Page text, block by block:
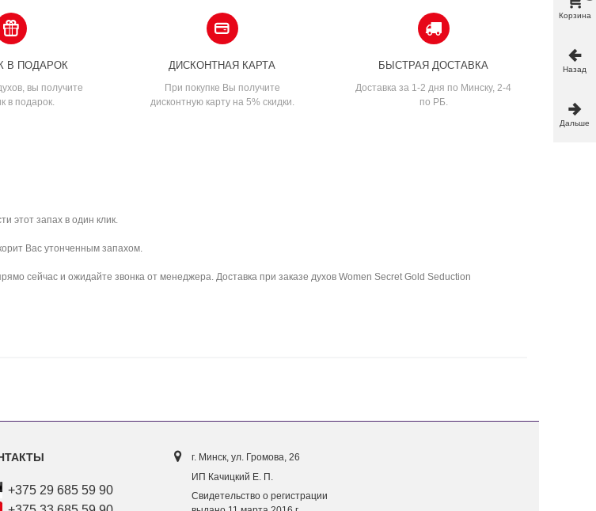
В ПОДАРОК
вы получите
в подарок.
ДИСКОНТНАЯ КАРТА
При покупке Вы получите
дисконтную карту на 5% скидки.
БЫСТРАЯ ДОСТАВКА
Доставка за 1-2 дня по Минску, 2-4
по РБ.
этот запах в один клик.
Вас утонченным запахом.
сейчас и ожидайте звонка от менеджера. Доставка при заказе духов Women Secret Gold Seduction
+375 29 685 59 90
г. Минск, ул. Громова, 26
ИП Качицкий Е. П.
Свидетельство о регистрации
Корзина
Назад
Дальше